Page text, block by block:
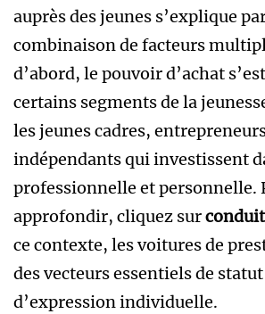
auprès des jeunes s’explique
combinaison de facteurs
d’abord, le pouvoir d’achat
certains segments de la
les jeunes cadres,
indépendants qui investissent
professionnelle et personnelle.
approfondir, cliquez sur
ce contexte, les voitures de
des vecteurs essentiels de
d’expression individuelle.